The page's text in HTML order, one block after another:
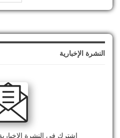
النشرة الإخبارية
اشترك في النشرة